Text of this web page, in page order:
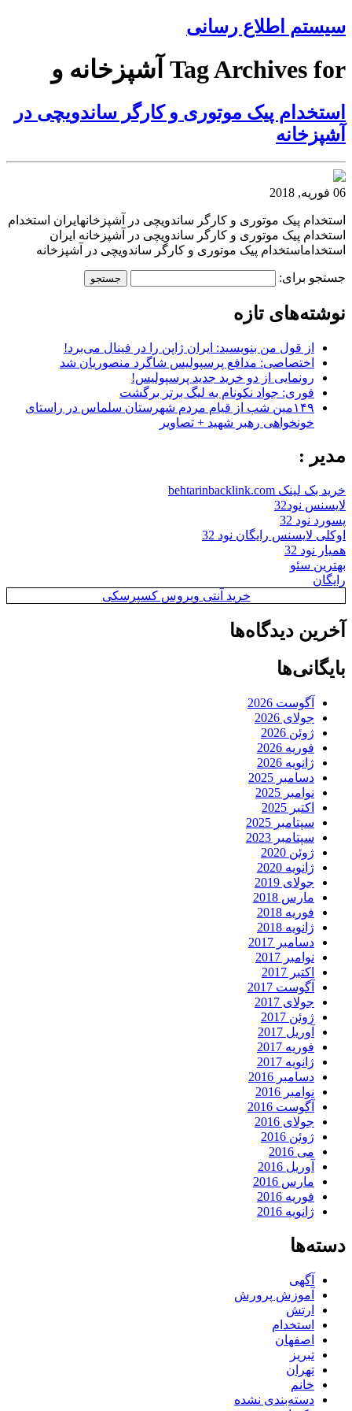
سیستم اطلاع رسانی
Tag Archives for آشپزخانه و
استخدام پیک موتوری و کارگر ساندویچی در
آشپزخانه
06 فوریه, 2018
استخدام پیک موتوری و کارگر ساندویچی در آشپزخانهایران استخدام
استخدام پیک موتوری و کارگر ساندویچی در آشپزخانه ایران
استخداماستخدام پیک موتوری و کارگر ساندویچی در آشپزخانه
جستجو برای:
نوشته‌های تازه
از قول من بنویسید: ایران ژاپن را در فینال می‌برد!
اختصاصی: مدافع پرسپولیس شاگرد منصوریان شد
رونمایی از دو خرید جدید پرسپولیس!
فوری: جواد نکونام به لیگ برتر برگشت
۱۴۹مین شب از قیام مردم شهرستان سلماس در راستای
خونخواهی رهبر شهید + تصاویر
مدیر :
خرید بک لینک behtarinbacklink.com
لایسنس نود32
پسورد نود 32
اوکلی لایسنس رایگان نود 32
همیار نود 32
بهترین سئو
رایگان
خرید آنتی ویروس کسپرسکی
آخرین دیدگاه‌ها
بایگانی‌ها
آگوست 2026
جولای 2026
ژوئن 2026
فوریه 2026
ژانویه 2026
دسامبر 2025
نوامبر 2025
اکتبر 2025
سپتامبر 2025
سپتامبر 2023
ژوئن 2020
ژانویه 2020
جولای 2019
مارس 2018
فوریه 2018
ژانویه 2018
دسامبر 2017
نوامبر 2017
اکتبر 2017
آگوست 2017
جولای 2017
ژوئن 2017
آوریل 2017
فوریه 2017
ژانویه 2017
دسامبر 2016
نوامبر 2016
آگوست 2016
جولای 2016
ژوئن 2016
می 2016
آوریل 2016
مارس 2016
فوریه 2016
ژانویه 2016
دسته‌ها
آگهی
آموزش پرورش
ارتش
استخدام
اصفهان
تبریز
تهران
خانم
دسته‌بندی نشده